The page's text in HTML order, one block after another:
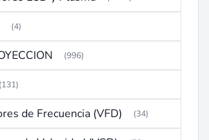
(4)
(996)
(131)
de Frecuencia (VFD) (34)